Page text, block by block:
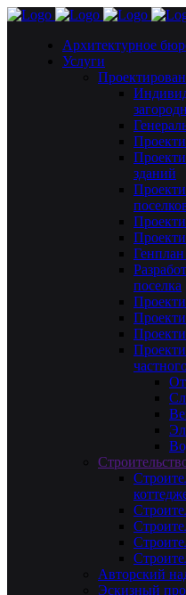
Архитектурное
Услуги
зданий
Генплан
поселка
Авторский
Эскизный